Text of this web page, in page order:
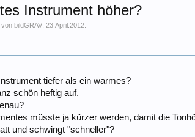
Instrument höher?
vonbildGRAV ,23.April.2012
tiefer als ein warmes?
schön heftig auf.
müsste ja kürzer werden, damit die
und schwingt "schneller"?